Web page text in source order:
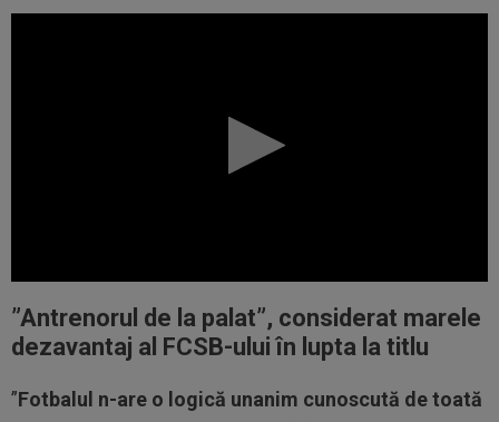
”Antrenorul de la palat”, considerat marele
dezavantaj al FCSB-ului în lupta la titlu
”Fotbalul n-are o logică unanim cunoscută de toată